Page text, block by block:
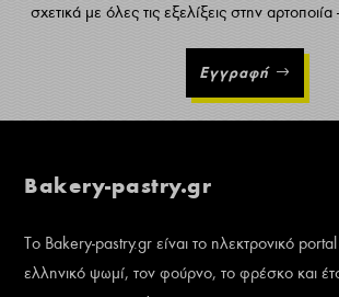
σχετικά με όλες τις εξελίξεις στην
Εγγραφή
Bakery-pastry.gr
Το Bakery-pastry.gr είναι το ηλεκτρονικό
ελληνικό ψωμί, τον φούρνο, το φρέσκο και